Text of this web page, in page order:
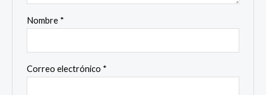
Nombre *
Correo electrónico *